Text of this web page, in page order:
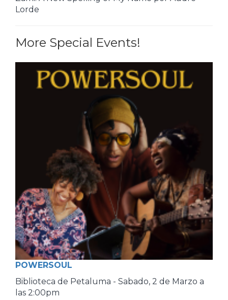
Lorde
More Special Events!
POWERSOUL
Biblioteca de Petaluma - Sabado, 2 de Marzo a
las 2:00pm